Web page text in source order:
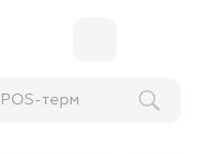
термин